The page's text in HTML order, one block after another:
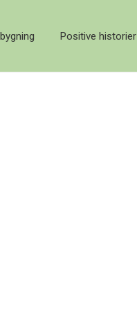
Positive historier